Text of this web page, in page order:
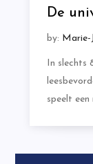
De
by: Marie-
In slechts
speelt